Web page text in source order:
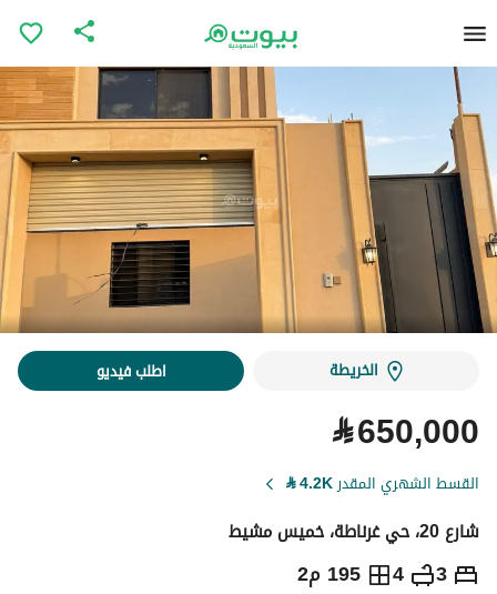
الخريطة اطلب فيديو
⃁650,000
القسط الشهري المقدر4.2K
⃁
شارع 20، حي غرناطة، خميس مشيط
3
4 195 م2 ⃁
650,000